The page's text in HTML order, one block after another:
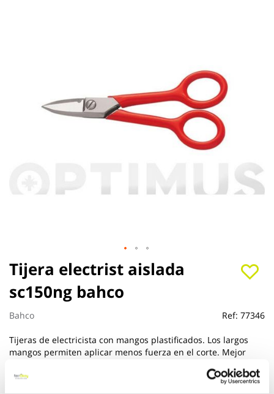
Tijera electrist aislada
sc150ng bahco
Bahco Ref: 77346
Tijeras de electricista con mangos plastificados. Los largos
mangos permiten aplicar menos fuerza en el corte. Mejor
mm. A = 152 mm. 130 g.
Saltar
al
comienzo
de
la
de
imágenes